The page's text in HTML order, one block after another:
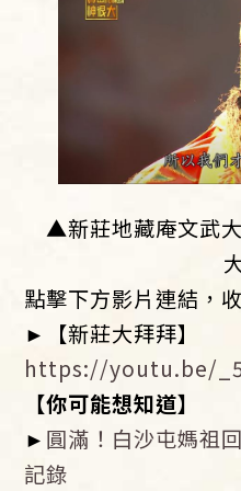
▲新莊地藏庵文武
點擊下方影片連結，
►【新莊大拜拜】
https://youtu.be/
【你可能想知道】
► 圓滿！白沙屯媽祖
記錄